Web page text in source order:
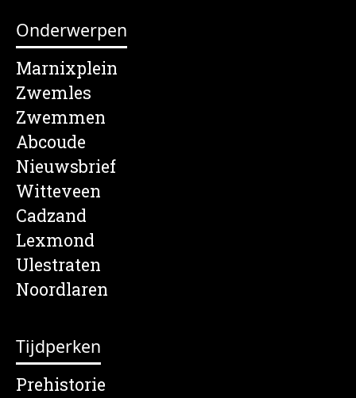
Onderwerpen
Marnixplein
Zwemles
Zwemmen
Abcoude
Nieuwsbrief
Witteveen
Cadzand
Lexmond
Ulestraten
Noordlaren
Tijdperken
Prehistorie